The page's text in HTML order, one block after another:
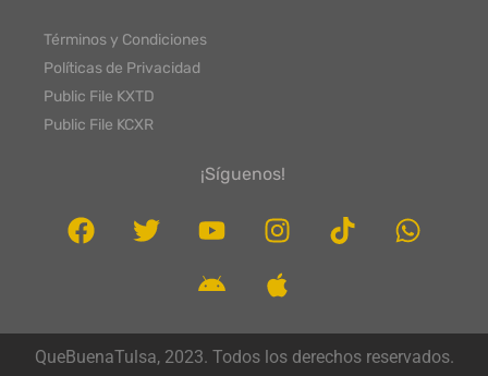
Términos y Condiciones
Políticas de Privacidad
Public File KXTD
Public File KCXR
¡Síguenos!
QueBuenaTulsa, 2023. Todos los derechos reservados.